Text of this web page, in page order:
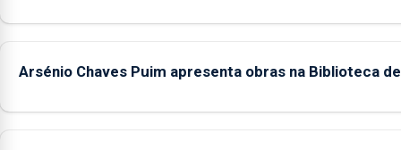
Arsénio Chaves Puim apresenta obras na Biblioteca